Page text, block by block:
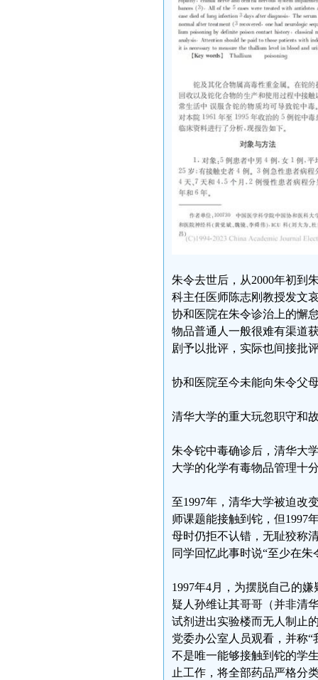
朱令去世后，从2000年初到
科主任医师陈志刚教授发文
协和医院在朱令诊治上的懈
物品普通人一般很难有渠道
剧予以批评，实际也间接批
协和医院至今未能向朱令父
清华大学的重大玩忽职守和
朱令铊中毒确诊后，清华大
大学的化学有毒物品管理十
至1997年，清华大学被迫改
师课题能接触到铊，但1997
母时仍拒不认错，无耻狡称
同学回忆此事时说“至少在
1997年4月，为摆脱自己的
疑人孙维让其哥哥（并非清
试剂进出实验楼而无人制止
党委办公室人员观看，并称
不是唯一能够接触到铊的学
止工作，将全部药品严格分